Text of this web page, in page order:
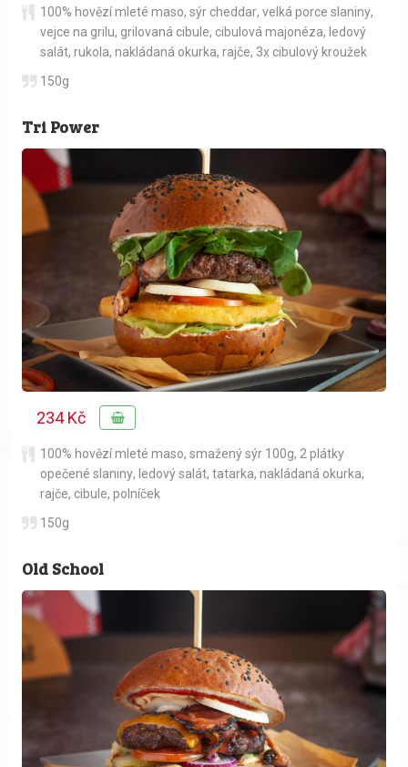
100% hovězí mleté maso, sýr cheddar, velká porce slaniny,
vejce na grilu, grilovaná cibule, cibulová majonéza, ledový
salát, rukola, nakládaná okurka, rajče, 3x cibulový kroužek
150g
Tri Power
234 Kč
100% hovězí mleté maso, smažený sýr 100g, 2 plátky
opečené slaniny, ledový salát, tatarka, nakládaná okurka,
rajče, cibule, polníček
150g
Old School